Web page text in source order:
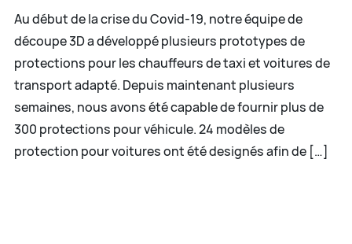
Au début de la crise du Covid-19, notre équipe de
découpe 3D a développé plusieurs prototypes de
protections pour les chauffeurs de taxi et voitures de
transport adapté. Depuis maintenant plusieurs
semaines, nous avons été capable de fournir plus de
300 protections pour véhicule. 24 modèles de
protection pour voitures ont été designés afin de […]